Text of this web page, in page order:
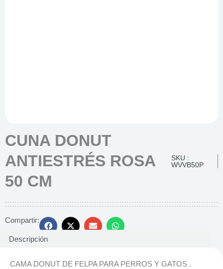
CUNA DONUT
ANTIESTRÉS ROSA
50 CM
SKU :
WVVB50P
Compartir:
Descripción
CAMA DONUT DE FELPA PARA PERROS Y GATOS .